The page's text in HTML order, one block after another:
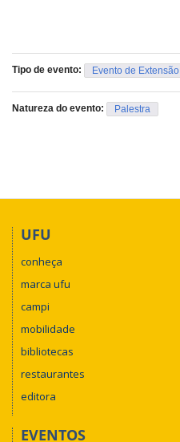
Tipo de evento: Evento de Extensão
Natureza do evento: Palestra
UFU
conheça
marca ufu
campi
mobilidade
bibliotecas
restaurantes
editora
EVENTOS